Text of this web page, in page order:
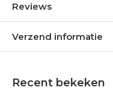
Reviews
Verzend informatie
Recent bekeken